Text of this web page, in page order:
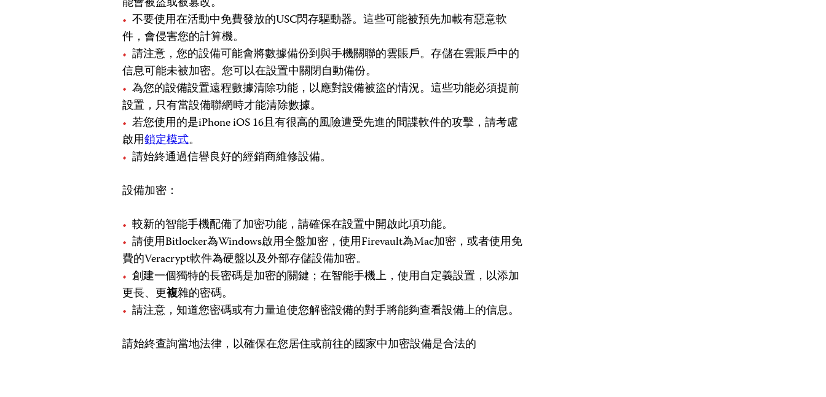
不要使用在活動中免費發放的USC閃存驅動器。這些可能被預先加載有惡意軟
件，會侵害您的計算機。
請注意，您的設備可能會將數據備份到與手機關聯的雲賬戶。存儲在雲賬戶中的
信息可能未被加密。您可以在設置中關閉自動備份。
為您的設備設置遠程數據清除功能，以應對設備被盜的情況。這些功能必須提前
設置，只有當設備聯網時才能清除數據。
若您使用的是iPhone iOS 16且有很高的風險遭受先進的間諜軟件的攻擊，請考慮
啟用鎖定模式。
請始終通過信譽良好的經銷商維修設備。
設備加密：
較新的智能手機配備了加密功能，請確保在設置中開啟此項功能。
請使用Bitlocker為Windows啟用全盤加密，使用Firevault為Mac加密，或者使用免
費的Veracrypt軟件為硬盤以及外部存儲設備加密。
創建一個獨特的長密碼是加密的關鍵；在智能手機上，使用自定義設置，以添加
更長、更複雜的密碼。
請注意，知道您密碼或有力量迫使您解密設備的對手將能夠查看設備上的信息。
請始終查詢當地法律，以確保在您居住或前往的國家中加密設備是合法的